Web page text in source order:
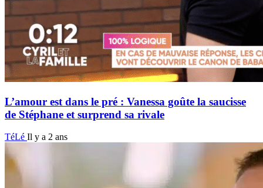
L’amour est dans le pré : Vanessa goûte la saucisse
de Stéphane et surprend sa rivale
TéLé Il y a 2 ans